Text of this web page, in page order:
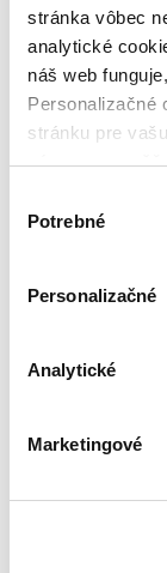
stránka vôbec
analytické
náš web
Personalizačné
stránku pre
nám zas
nám pomohlo,
súhlasu
Potrebné
Personalizačné
Analytické
Marketingové
Zoradiť
Bestsellery
Novinky
Najdrahšie
Zrušiť filtre
dostupné